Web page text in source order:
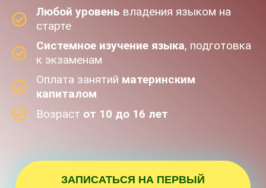
Любой уровень владения языком на
старте
Системное изучение языка, подготовка
к экзаменам
Оплата занятий материнским
капиталом
Возраст от 10 до 16 лет
ЗАПИСАТЬСЯ НА ПЕРВЫЙ